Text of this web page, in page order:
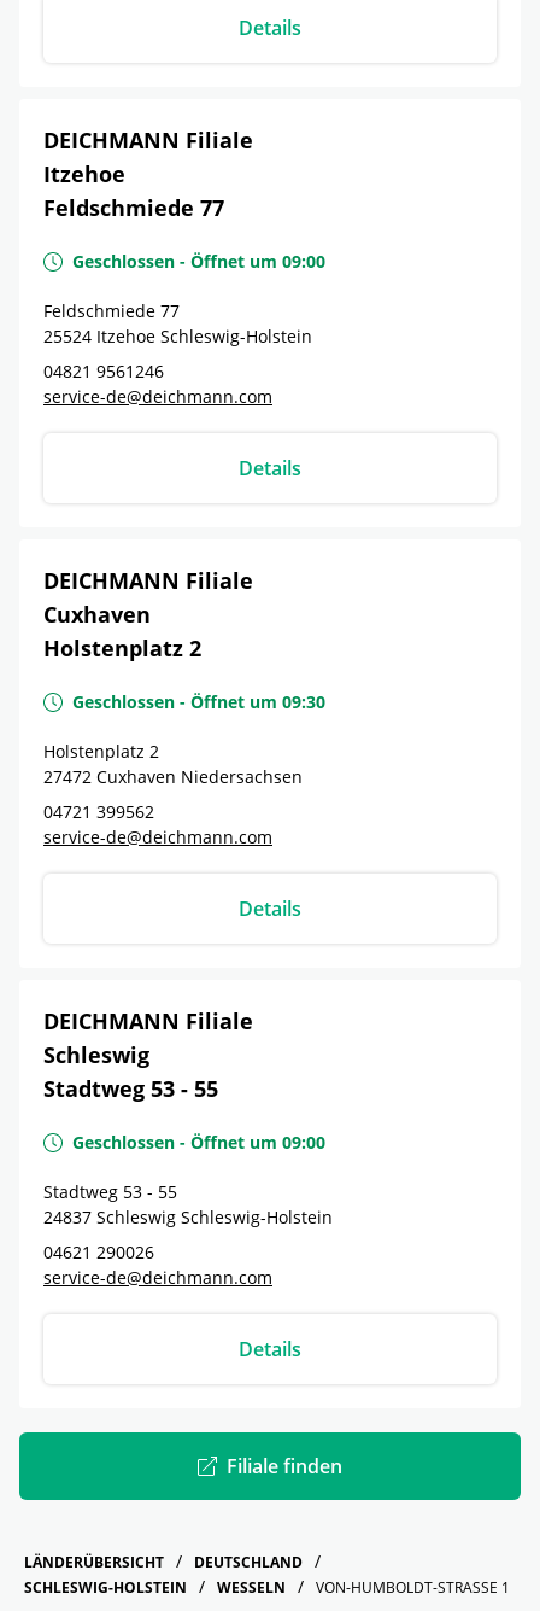
Details
DEICHMANN Filiale
Itzehoe
Feldschmiede 77
Geschlossen - Öffnet um 09:00
Feldschmiede 77
25524 Itzehoe Schleswig-Holstein
04821 9561246
service-de@deichmann.com
Details
DEICHMANN Filiale
Cuxhaven
Holstenplatz 2
Geschlossen - Öffnet um 09:30
Holstenplatz 2
27472 Cuxhaven Niedersachsen
04721 399562
service-de@deichmann.com
Details
DEICHMANN Filiale
Schleswig
Stadtweg 53 - 55
Geschlossen - Öffnet um 09:00
Stadtweg 53 - 55
24837 Schleswig Schleswig-Holstein
04621 290026
service-de@deichmann.com
Details
Filiale finden
LÄNDERÜBERSICHT
DEUTSCHLAND
SCHLESWIG-HOLSTEIN
WESSELN VON-HUMBOLDT-STRASSE 1